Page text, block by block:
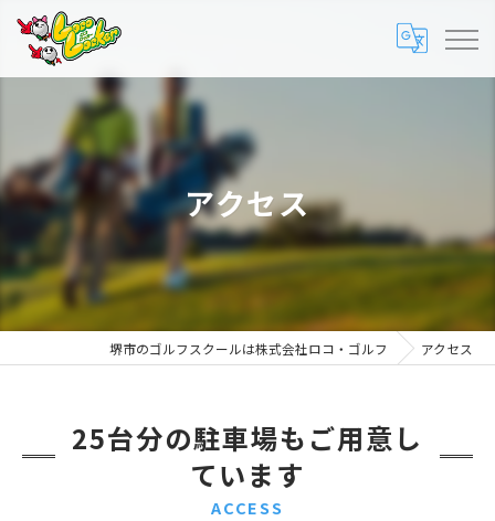
アクセス
堺市のゴルフスクールは株式会社ロコ・ゴルフ アクセス
25台分の駐車場もご用意し
ています
ACCESS